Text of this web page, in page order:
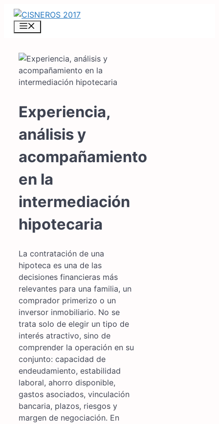
Saltar
contenido
Experiencia,
análisis y
acompañamiento
en la
intermediación
hipotecaria
La contratación de una
hipoteca es una de las
decisiones financieras más
relevantes para una familia, un
comprador primerizo o un
inversor inmobiliario. No se
trata solo de elegir un tipo de
interés atractivo, sino de
comprender la operación en su
conjunto: capacidad de
endeudamiento, estabilidad
laboral, ahorro disponible,
gastos asociados, vinculación
bancaria, plazos, riesgos y
margen de negociación. En